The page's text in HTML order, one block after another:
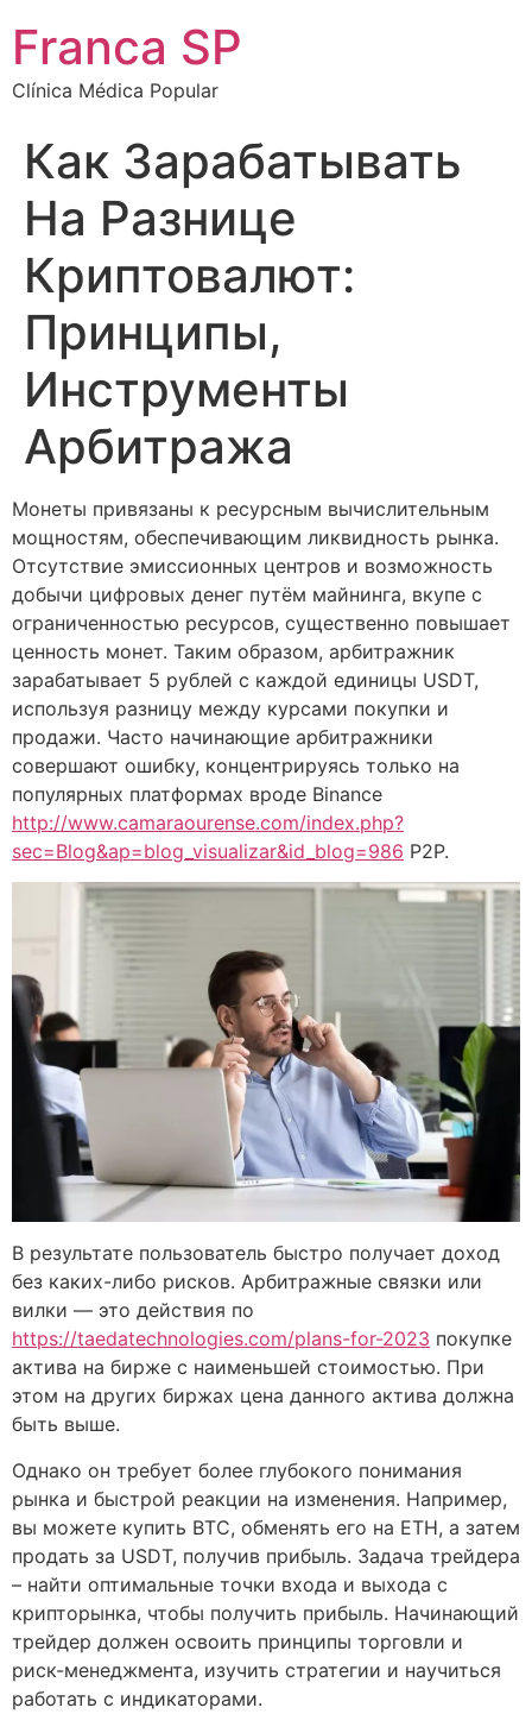
Franca SP
Clínica Médica Popular
Как Зарабатывать
На Разнице
Криптовалют:
Принципы,
Инструменты
Арбитража
Монеты привязаны к ресурсным вычислительным
мощностям, обеспечивающим ликвидность рынка.
Отсутствие эмиссионных центров и возможность
добычи цифровых денег путём майнинга, вкупе с
ограниченностью ресурсов, существенно повышает
ценность монет. Таким образом, арбитражник
зарабатывает 5 рублей с каждой единицы USDT,
используя разницу между курсами покупки и
продажи. Часто начинающие арбитражники
совершают ошибку, концентрируясь только на
популярных платформах вроде Binance
http://www.camaraourense.com/index.php?
sec=Blog&ap=blog_visualizar&id_blog=986 P2P.
В результате пользователь быстро получает доход
без каких-либо рисков. Арбитражные связки или
вилки — это действия по
https://taedatechnologies.com/plans-for-2023 покупке
актива на бирже с наименьшей стоимостью. При
этом на других биржах цена данного актива должна
быть выше.
Однако он требует более глубокого понимания
рынка и быстрой реакции на изменения. Например,
вы можете купить BTC, обменять его на ETH, а затем
продать за USDT, получив прибыль. Задача трейдера
– найти оптимальные точки входа и выхода с
крипторынка, чтобы получить прибыль. Начинающий
трейдер должен освоить принципы торговли и
риск-менеджмента, изучить стратегии и научиться
работать с индикаторами.